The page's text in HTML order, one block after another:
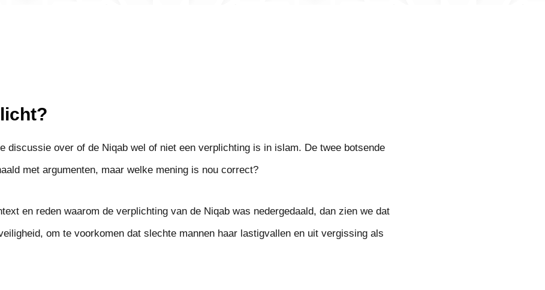
discussie over of de Niqab wel of niet een verplichting is in islam. De twee botsende
met argumenten, maar welke mening is nou correct?
en reden waarom de verplichting van de Niqab was nedergedaald, dan zien we dat
om te voorkomen dat slechte mannen haar lastigvallen en uit vergissing als